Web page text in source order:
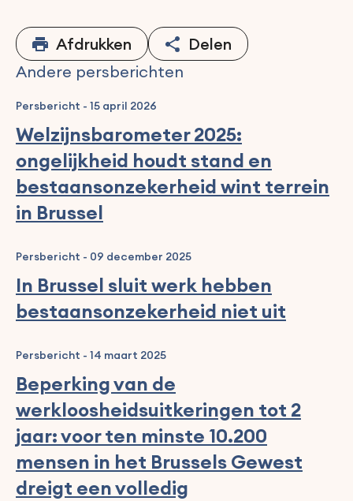
Afdrukken
Delen
Andere persberichten
Persbericht - 15 april 2026
Welzijnsbarometer 2025:
ongelijkheid houdt stand en
bestaansonzekerheid wint terrein
in Brussel
Persbericht - 09 december 2025
In Brussel sluit werk hebben
bestaansonzekerheid niet uit
Persbericht - 14 maart 2025
Beperking van de
werkloosheidsuitkeringen tot 2
jaar: voor ten minste 10.200
mensen in het Brussels Gewest
dreigt een volledig